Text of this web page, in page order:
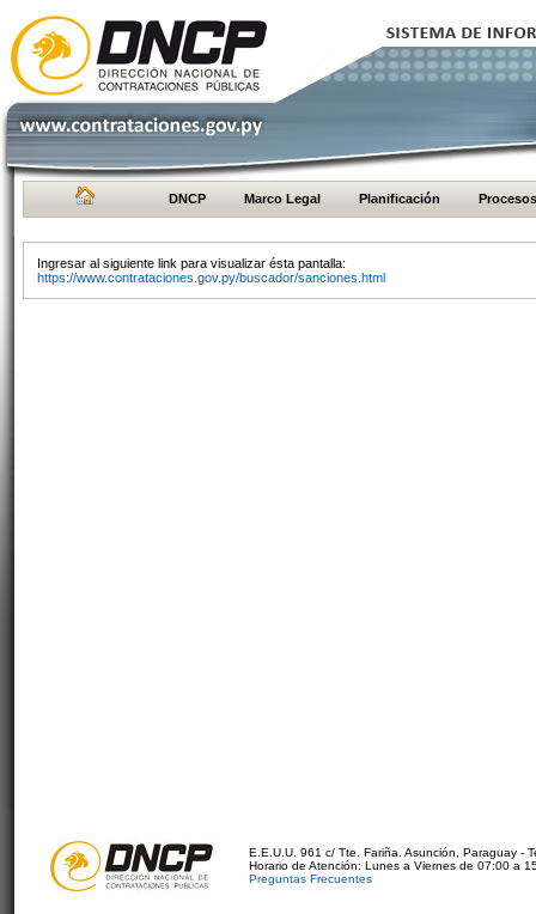
DNCP Marco Legal Planificación Procesos
Ingresar al siguiente link para visualizar ésta pantalla:
https://www.contrataciones.gov.py/buscador/sanciones.html
E.E.U.U. 961 c/ Tte. Fariña. Asunción, Paraguay -
Horario de Atención: Lunes a Viernes de 07:00 a
Preguntas Frecuentes